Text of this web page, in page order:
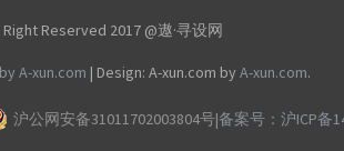
Reserved 2017 @遨·寻设网
A-xun.com | Design: A-xun.com by A-xun.com.
沪公网安备31011702003804号|备案号：沪ICP备